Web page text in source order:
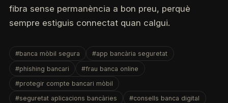
fibra sense permanència a bon preu, perquè
sempre estiguis connectat quan calgui.
#banca mòbil segura
#app bancària seguretat
#phishing bancari
#frau banca online
#protegir compte bancari mòbil
#seguretat aplicacions bancàries
#consells banca digital